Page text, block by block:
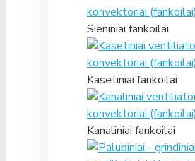
Sieniniai fankoilai
Kasetiniai fankoilai
Kanaliniai fankoilai